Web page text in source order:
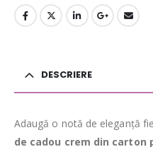
DESCRIERE
Adaugă o notă de eleganță
de cadou crem din carton